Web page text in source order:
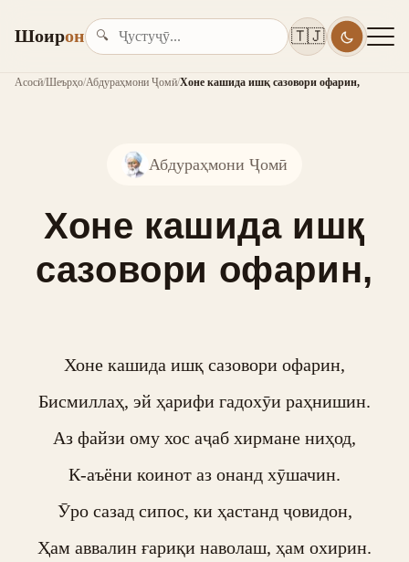
Шоирон 🔍 🇹🇯
Асосӣ/Шеърҳо/Абдураҳмони Ҷомӣ/Хоне кашида ишқ сазовори офарин,
Абдураҳмони Ҷомӣ
Хоне кашида ишқ
сазовори офарин,
Хоне кашида ишқ сазовори офарин,
Бисмиллаҳ, эй ҳарифи гадохӯи раҳнишин.
Аз файзи ому хос аҷаб хирмане ниҳод,
К-аъёни коинот аз онанд хӯшачин.
Ӯро сазад сипос, ки ҳастанд ҷовидон,
Ҳам аввалин ғариқи наволаш, ҳам охирин.